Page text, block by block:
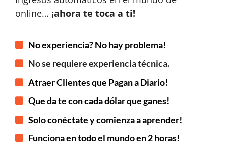
online… ¡ahora te toca a ti!
No experiencia? No hay problema!
No se requiere experiencia técnica.
Atraer Clientes que Pagan a Diario!
Que da te con cada dólar que ganes!
Solo conéctate y comienza a aprender!
Funciona en todo el mundo en 2 horas!